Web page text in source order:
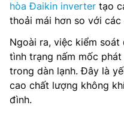
hòa Đaikin inverter tạo
thoải mái hơn so với
Ngoài ra, việc kiểm
tình trạng nấm mốc
trong dàn lạnh. Đây là
cao chất lượng không
đình.